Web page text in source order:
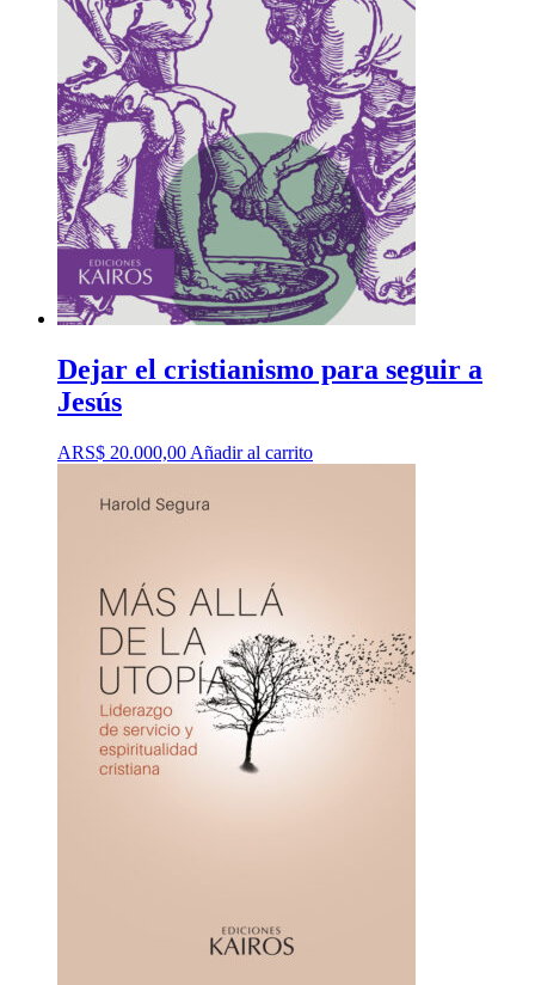
Dejar el cristianismo para seguir a
Jesús
ARS$ 20.000,00 Añadir al carrito